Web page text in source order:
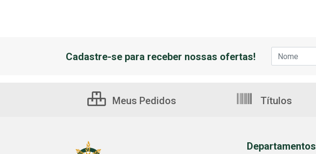
Cadastre-se para receber nossas ofertas!
Meus Pedidos Títulos
Departamentos